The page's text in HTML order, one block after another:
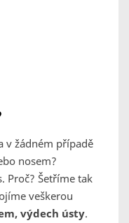
v žádném případě
nosem?
Proč? Šetříme tak
veškerou
výdech ústy.